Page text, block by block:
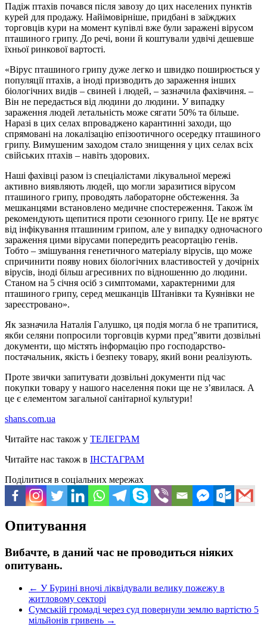
Падіж птахів почався після завозу до цих населених пунктів
курей для продажу. Найімовірніше, придбані в заїжджих
торговців кури на момент купівлі вже були заражені вірусом
пташиного грипу. До речі, вони й коштували удвічі дешевше
їхньої ринкової вартості.
«Вірус пташиного грипу дуже легко и швидко поширюється у
популяції птахів, а іноді призводить до зараження інших
біологічних видів – свиней і людей, – зазначила фахівчиня. –
Він не передається від людини до людини. У випадку
зараження людей летальність може сягати 50% та більше.
Наразі в цих селах впроваджено карантинні заходи, що
спрямовані на локалізацію епізоотичного осередку пташиного
грипу. Вимушеним заходом стало знищення у цих селах всіх
свійських птахів – навіть здорових.
Наші фахівці разом із спеціалістами лікувальної мережі
активно виявляють людей, що могли заразитися вірусом
пташиного грипу, проводять лабораторне обстеження. За
мешканцями встановлено медичне спостереження. Також їм
рекомендують щепитися проти сезонного грипу. Це не врятує
від інфікування пташиним грипом, але у випадку одночасного
зараження цими вірусами попередить реасортацію генів.
Тобто – змішування генетичного матеріалу вірусів, що може
спричинити появу нових біологічних властивостей у дочірніх
вірусів, іноді більш агресивних по відношенню до людини.
Станом на 5 січня осіб з симптомами, характерними для
пташиного грипу, серед мешканців Штанівки та Куянівки не
зареєстровано».
Як зазначила Наталія Галушко, ця подія могла б не трапитися,
якби селяни попросили торговців курми пред”явити дозвільні
документи, що містять інформацію про господарство-
постачальник, якість і безпеку товару, який вони реалізують.
Проте звички запитувати дозвільні документи під час
покупки товару у нашого населення поки ще не з’явилася. А
це є елементом загальної санітарної культури!
shans.com.ua
Читайте нас також у ТЕЛЕГРАМ
Читайте нас також в ІНСТАГРАМ
Поділитися в соціальних мережах
Опитування
Вибачте, в даний час не проводиться ніяких
опитувань.
← У Бурині вночі ліквідували велику пожежу в
житловому секторі
Сумській громаді через суд повернули землю вартістю 5
мільйонів гривень →